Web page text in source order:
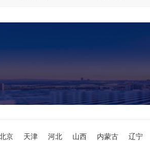
京 天津 河北 山西 内蒙古
辽宁